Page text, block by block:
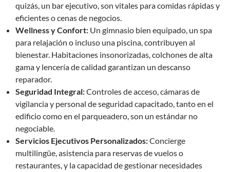
quizás, un bar ejecutivo, son vitales para comidas rápidas y
eficientes o cenas de negocios.
Wellness y Confort: Un gimnasio bien equipado, un spa
para relajación o incluso una piscina, contribuyen al
bienestar. Habitaciones insonorizadas, colchones de alta
gama y lencería de calidad garantizan un descanso
reparador.
Seguridad Integral:Controles de acceso, cámaras de
vigilancia y personal de seguridad capacitado, tanto en el
edificio como en el parqueadero, son un estándar no
negociable.
Servicios Ejecutivos Personalizados:Concierge
multilingüe, asistencia para reservas de vuelos o
restaurantes, y la capacidad de gestionar necesidades